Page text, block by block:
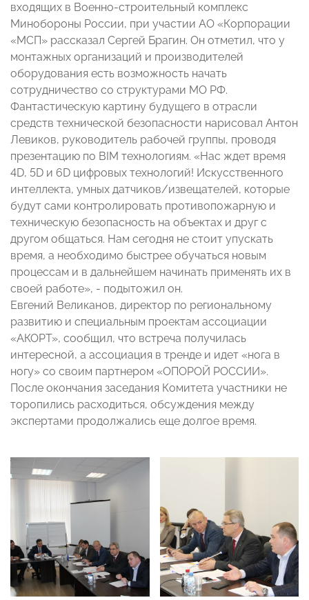
входящих в Военно-строительный комплекс
Минобороны России, при участии АО «Корпорации
«МСП» рассказал Сергей Брагин. Он отметил, что у
монтажных организаций и производителей
оборудования есть возможность начать
сотрудничество со структурами МО РФ.
Фантастическую картину будущего в отрасли
средств технической безопасности нарисовал Антон
Левиков, руководитель рабочей группы, проводя
презентацию по BIM технологиям. «Нас ждет время
4D, 5D и 6D цифровых технологий! Искусственного
интеллекта, умных датчиков/извещателей, которые
будут сами контролировать противопожарную и
техническую безопасность на объектах и друг с
другом общаться. Нам сегодня не стоит упускать
время, а необходимо быстрее обучаться новым
процессам и в дальнейшем начинать применять их в
своей работе», - подытожил он.
Евгений Великанов, директор по региональному
развитию и специальным проектам ассоциации
«АКОРТ», сообщил, что встреча получилась
интересной, а ассоциация в тренде и идет «нога в
ногу» со своим партнером «ОПОРОЙ РОССИИ».
После окончания заседания Комитета участники не
торопились расходиться, обсуждения между
экспертами продолжались еще долгое время.